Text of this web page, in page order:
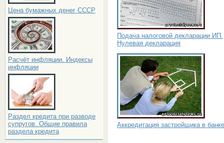
Цена бумажных денег СССР
Расчёт инфляции. Индексы
инфляции
Раздел кредита при разводе
супругов. Общие правила
раздела кредита
Подача налоговой декларации ИП.
Нулевая декларация
Аккредитация застройщика в банке